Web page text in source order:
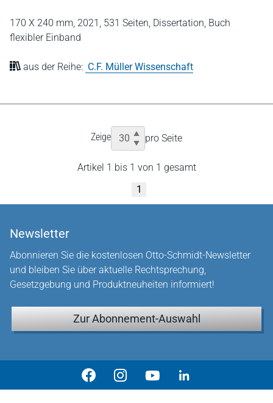
170 X 240 mm, 2021, 531 Seiten, Dissertation, Buch
flexibler Einband
aus der Reihe: C.F. Müller Wissenschaft
Zeige pro Seite
Artikel 1 bis 1 von 1 gesamt
1
Newsletter
Abonnieren Sie die kostenlosen Otto-Schmidt-Newsletter
und bleiben Sie über aktuelle Rechtsprechung,
Gesetzgebung und Produktneuheiten informiert!
Zur Abonnement-Auswahl